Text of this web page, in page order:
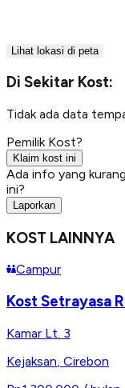
Lihat lokasi di peta
Di Sekitar Kost:
Tidak ada data
Pemilik Kost?
Klaim kost ini
Ada info yang
ini?
Laporkan
KOST LAINNYA
Campur
Kost Setrayasa
Kamar Lt. 3
Kejaksan Cirebon